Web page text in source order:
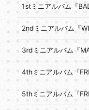
1stミニアルバム『
2ndミニアルバム『
3rdミニアルバム『
4thミニアルバム『
5thミニアルバム『